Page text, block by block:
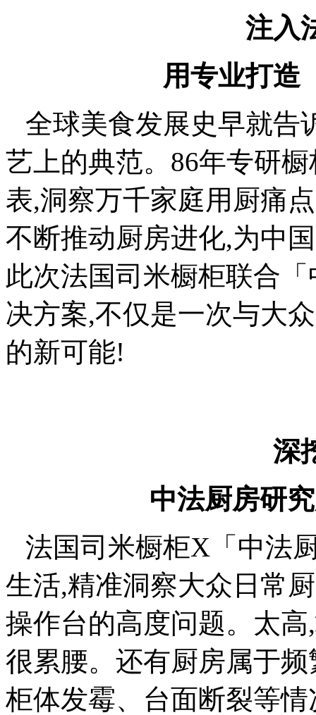
注入
用专业打造
全球美食发展史早就告
艺上的典范。86年专研
表,洞察万千家庭用厨痛
不断推动厨房进化,为中
此次法国司米橱柜联合
决方案,不仅是一次与大
的新可能!
深
中法厨房研
法国司米橱柜X「中法
生活,精准洞察大众日常
操作台的高度问题。太
很累腰。还有厨房属于
柜体发霉、台面断裂等情